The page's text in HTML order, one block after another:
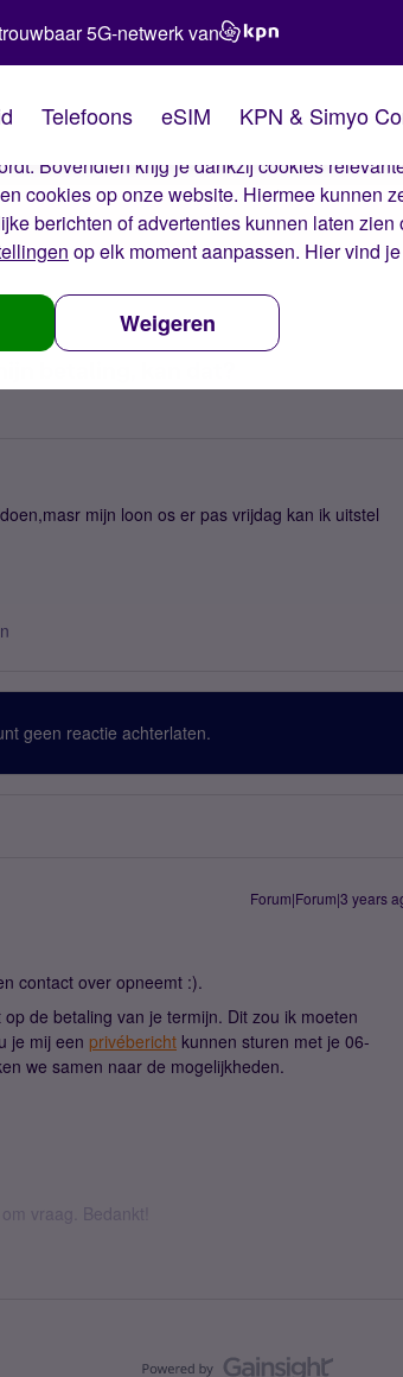
van Simyo
op onze website. Met deze cookies zorgen
Bovendien krijg je dankzij cookies
cookies op onze website. Hiermee kunnen
berichten of advertenties kunnen laten
op elk moment aanpassen. Hier vind
Weigeren
5G-netwerk van
Telefoons eSIM KPN & Simyo
betaling, kan dat?
mijn loon os er pas vrijdag kan ik uitstel
geen reactie achterlaten.
Forum|Forum|3 years
contact over opneemt :).
de betaling van je termijn. Dit zou ik moeten
je mij een privébericht kunnen sturen met je 06-
we samen naar de mogelijkheden.
vraag. Bedankt!